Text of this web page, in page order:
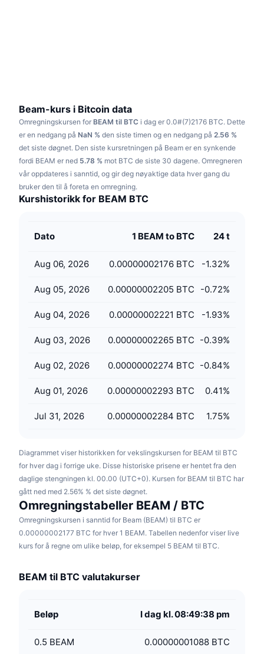
Idrett
Finans
Teknologi
Teknisk analyse
RSI
MACD
Derivater
Forskning
Videoer
Ordbok
Kampanjer
Lær og tjen
Kalendere
ICO-kalender
Beam-kurs i Bitcoin data
Omregningskursen for BEAM til BTC i dag er 0.0#(7)2176 BTC. Dette
er en nedgang på NaN % den siste timen og en nedgang på 2.56 %
det siste døgnet. Den siste kursretningen på Beam er en synkende
fordi BEAM er ned 5.78 % mot BTC de siste 30 dagene. Omregneren
vår oppdateres i sanntid, og gir deg nøyaktige data hver gang du
bruker den til å foreta en omregning.
Kurshistorikk for BEAM BTC
Dato 1 BEAM to BTC 24 t
Aug 06, 2026 0.00000002176 BTC -1.32%
Aug 05, 2026 0.00000002205 BTC -0.72%
Aug 04, 2026 0.00000002221 BTC -1.93%
Aug 03, 2026 0.00000002265 BTC -0.39%
Aug 02, 2026 0.00000002274 BTC -0.84%
Aug 01, 2026 0.00000002293 BTC 0.41%
Jul 31, 2026 0.00000002284 BTC 1.75%
Diagrammet viser historikken for vekslingskursen for BEAM til BTC
for hver dag i forrige uke. Disse historiske prisene er hentet fra den
daglige stengningen kl. 00.00 (UTC+0). Kursen for BEAM til BTC har
gått ned med 2.56% % det siste døgnet.
Omregningstabeller BEAM / BTC
Omregningskursen i sanntid for Beam (BEAM) til BTC er
0.00000002177 BTC for hver 1 BEAM. Tabellen nedenfor viser live
kurs for å regne om ulike beløp, for eksempel 5 BEAM til BTC.
BEAM til BTC valutakurser
Beløp I dag kl. 08:49:38 pm
0.5 BEAM 0.00000001088 BTC